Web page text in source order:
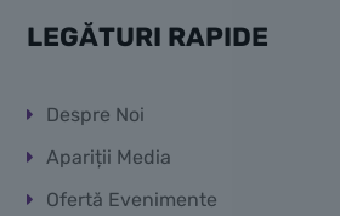
LEGĂTURI RAPIDE
Despre Noi
Apariții Media
Ofertă Evenimente